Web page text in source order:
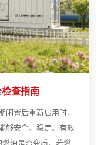
查指南
闲置后重新启用时，
够安全、稳定、有效
油是否变质，若燃